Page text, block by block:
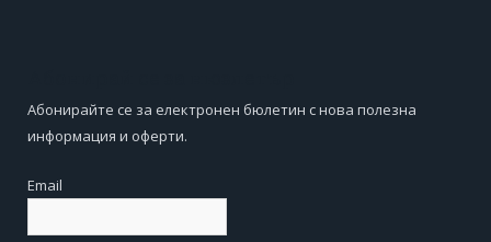
Абонирайте се за електронен бюлетин с нова полезна
информация и оферти.
Email